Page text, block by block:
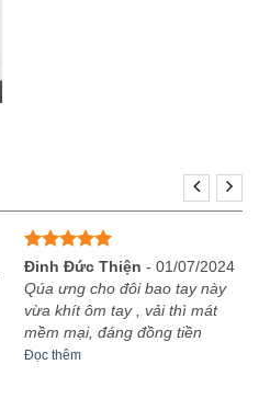
Được xếp
hạng
sao
Đinh Đức Thiện - 01/07/2024
Qúa ưng cho đôi bao tay này
vừa khít ôm tay , vải thì mát
mềm mại, đáng đồng tiền
Đọc thêm